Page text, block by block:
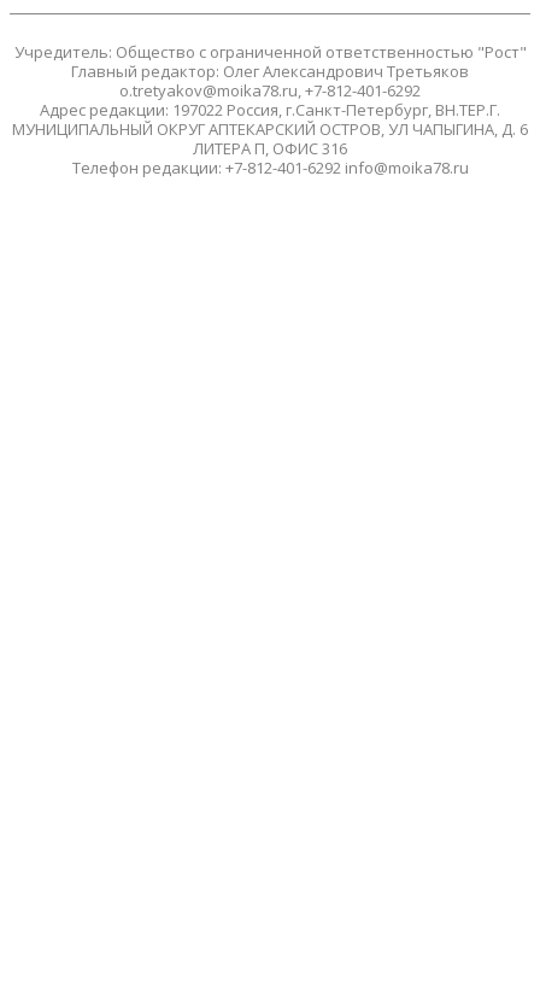
Учредитель: Общество с ограниченной ответственностью "Рост"
Главный редактор: Олег Александрович Третьяков
o.tretyakov@moika78.ru, +7-812-401-6292
Адрес редакции: 197022 Россия, г.Санкт-Петербург, ВН.ТЕР.Г.
МУНИЦИПАЛЬНЫЙ ОКРУГ АПТЕКАРСКИЙ ОСТРОВ, УЛ ЧАПЫГИНА, Д. 6
ЛИТЕРА П, ОФИС 316
Телефон редакции: +7-812-401-6292 info@moika78.ru